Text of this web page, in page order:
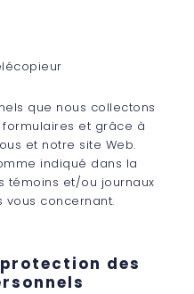
que nous collectons
et grâce à
et notre site Web.
indiqué dans la
témoins et/ou journaux
vous concernant.
des